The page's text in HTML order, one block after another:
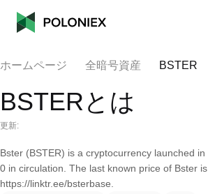
ホームページ 全暗号資産 BSTER
BSTERとは
更新:
Bster (BSTER) is a cryptocurrency launched
0 in circulation. The last known price of Bster
https://linktr.ee/bsterbase.